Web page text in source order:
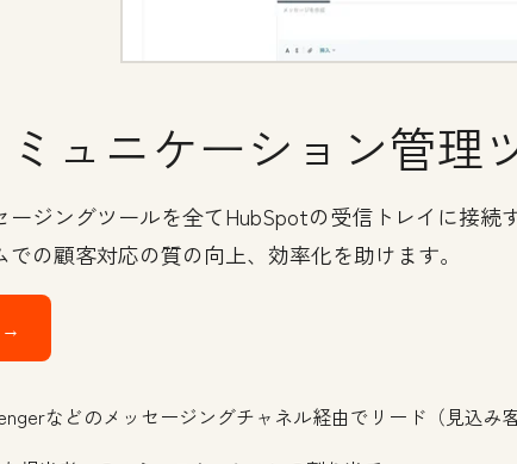
ュニケーション管理
ージングツールを全てHubSpotの受信トレイに接
の顧客対応の質の向上、効率化を助けます。
→
などのメッセージングチャネル経由でリード（見込み